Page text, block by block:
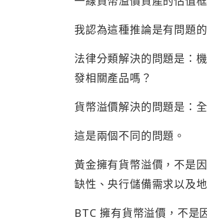
我認為這種推論是有問題的
法律分類解決的問題是：
發相關產品嗎？
貨幣溢價解決的問題是：
這是兩個不同的問題。
黃金擁有貨幣溢價，不是
缺性、央行儲備需求以及
BTC 擁有貨幣溢價，不是